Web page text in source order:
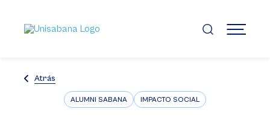
contenido
principal
MENÚ
Atrás
ALUMNI SABANA IMPACTO SOCIAL